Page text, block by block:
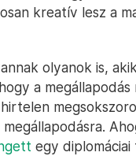
kreatív lesz a
olyanok is,
a megállapodás
egy diplomáciai